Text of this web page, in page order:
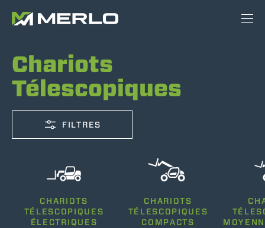
Chariots
Télescopiques
FILTRES
2500-12000
CHARIOTS
TÉLESCOPIQUES
ÉLECTRIQUES
CHARIOTS
TÉLESCOPIQUES
COMPACTS